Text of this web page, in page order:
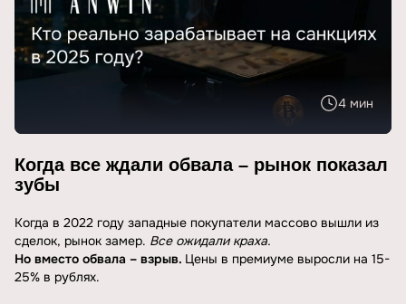
4 мин
Когда все ждали обвала – рынок показал
зубы
Когда в 2022 году западные покупатели массово вышли из
сделок, рынок замер. Все ожидали краха.
Но вместо обвала – взрыв. Цены в премиуме выросли на 15-
25% в рублях.